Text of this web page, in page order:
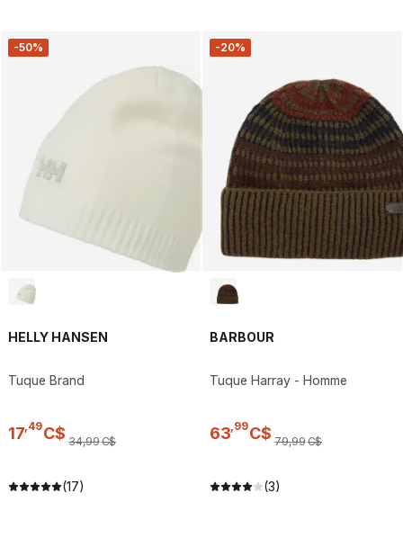
-50%
HELLY HANSEN
Tuque Brand
17,49C$ 34,99C$
(17)
-20%
BARBOUR
Tuque Harray - Homme
63,99C$ 79,99C$
(3)